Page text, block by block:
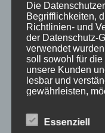
KATEGORIEN
Aktuelle
Aktuelles vom
Allgemein
Naturfoto-Blog
Die
Begrifflichkeiten,
Richtlinien- und
der Datenschutz-
verwendet
soll sowohl für
unsere Kunden
lesbar und
gewährleisten,
Essenziell